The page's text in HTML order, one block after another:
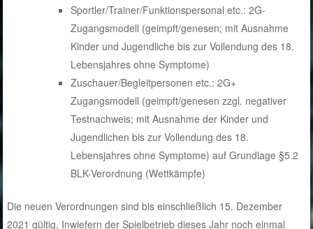
Sportler/Trainer/Funktionspersonal etc.: 2G-
Zugangsmodell (geimpft/genesen; mit Ausnahme
Kinder und Jugendliche bis zur Vollendung des 18.
Lebensjahres ohne Symptome)
Zuschauer/Begleitpersonen etc.: 2G+
Zugangsmodell (geimpft/genesen zzgl. negativer
Testnachweis; mit Ausnahme der Kinder und
Jugendlichen bis zur Vollendung des 18.
Lebensjahres ohne Symptome) auf Grundlage §5.2
BLK-Verordnung (Wettkämpfe)
Die neuen Verordnungen sind bis einschließlich 15. Dezember
2021 gültig. Inwiefern der Spielbetrieb dieses Jahr noch einmal